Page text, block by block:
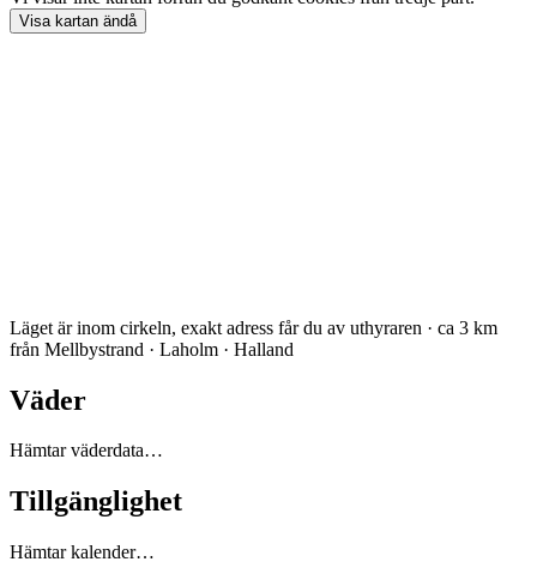
Visa kartan ändå
Läget är inom cirkeln, exakt adress får du av uthyraren · ca 3 km
från Mellbystrand · Laholm · Halland
Väder
Hämtar väderdata…
Tillgänglighet
Hämtar kalender…